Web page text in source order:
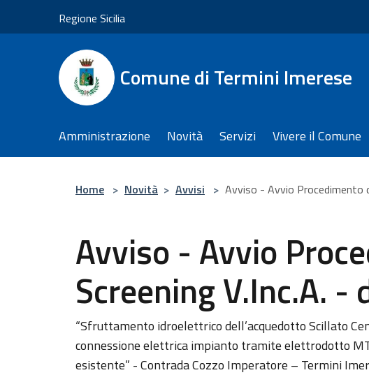
Regione Sicilia
Comune di Termini Imerese
Amministrazione Novità Servizi Vivere il Comune
Home > Novità > Avvisi > Avviso - Avvio Procedimento
Avviso - Avvio
Screening V.Inc.A.
“Sfruttamento idroelettrico dell’acquedotto Scillato
connessione elettrica impianto tramite elettrodotto
esistente” - Contrada Cozzo Imperatore – Termini